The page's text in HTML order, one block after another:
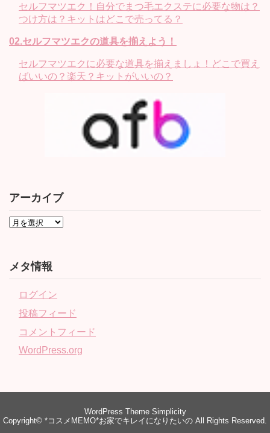
セルフマツエク！自分でまつ毛エクステに必要な物は？
つけ方は？キットはどこで売ってる？
02.セルフマツエクの道具を揃えよう！
セルフマツエクに必要な道具を揃えましょ！どこで買え
ばいいの？楽天？キットがいいの？
アーカイブ
メタ情報
ログイン
投稿フィード
コメントフィード
WordPress.org
WordPress Theme Simplicity
Copyright© *コスメMEMO*お家でキレイになりたいの All Rights Reserved.